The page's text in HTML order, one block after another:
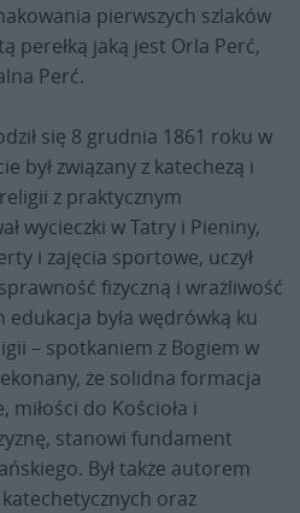
pierwszych szlaków
perełką jaką jest Orla Perć,
Perć.
się 8 grudnia 1861 roku w
był związany z katechezą i
z praktycznym
wycieczki w Tatry i Pieniny,
i zajęcia sportowe, uczył
fizyczną i wrażliwość
edukacja była wędrówką ku
– spotkaniem z Bogiem w
że solidna formacja
do Kościoła i
stanowi fundament
Był także autorem
oraz